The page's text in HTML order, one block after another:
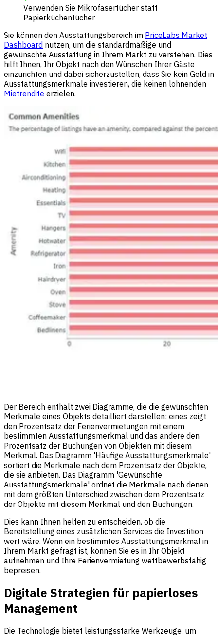
Verwenden Sie Mikrofasertücher statt
Papierküchentücher
Sie können den Ausstattungsbereich im PriceLabs Market
Dashboard nutzen, um die standardmäßige und
gewünschte Ausstattung in Ihrem Markt zu verstehen. Dies
hilft Ihnen, Ihr Objekt nach den Wünschen Ihrer Gäste
einzurichten und dabei sicherzustellen, dass Sie kein Geld in
Ausstattungsmerkmale investieren, die keinen lohnenden
Mietrendite erzielen.
Der Bereich enthält zwei Diagramme, die die gewünschten
Merkmale eines Objekts detailliert darstellen: eines zeigt
den Prozentsatz der Ferienvermietungen mit einem
bestimmten Ausstattungsmerkmal und das andere den
Prozentsatz der Buchungen von Objekten mit diesem
Merkmal. Das Diagramm 'Häufige Ausstattungsmerkmale'
sortiert die Merkmale nach dem Prozentsatz der Objekte,
die sie anbieten. Das Diagramm 'Gewünschte
Ausstattungsmerkmale' ordnet die Merkmale nach denen
mit dem größten Unterschied zwischen dem Prozentsatz
der Objekte mit diesem Merkmal und den Buchungen.
Dies kann Ihnen helfen zu entscheiden, ob die
Bereitstellung eines zusätzlichen Services die Investition
wert wäre. Wenn ein bestimmtes Ausstattungsmerkmal in
Ihrem Markt gefragt ist, können Sie es in Ihr Objekt
aufnehmen und Ihre Ferienvermietung wettbewerbsfähig
bepreisen.
Digitale Strategien für papierloses
Management
Die Technologie bietet leistungsstarke Werkzeuge, um